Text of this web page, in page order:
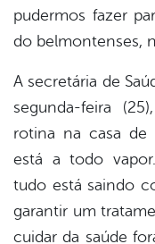
pudermos fazer
do belmontenses,
A secretária de
segunda-feira
rotina na casa
está a todo
tudo está saindo
garantir um
cuidar da saúde